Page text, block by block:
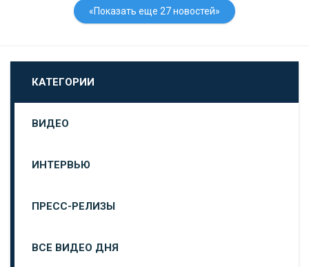
«Показать еще 27 новостей»
КАТЕГОРИИ
ВИДЕО
ИНТЕРВЬЮ
ПРЕСС-РЕЛИЗЫ
ВСЕ ВИДЕО ДНЯ